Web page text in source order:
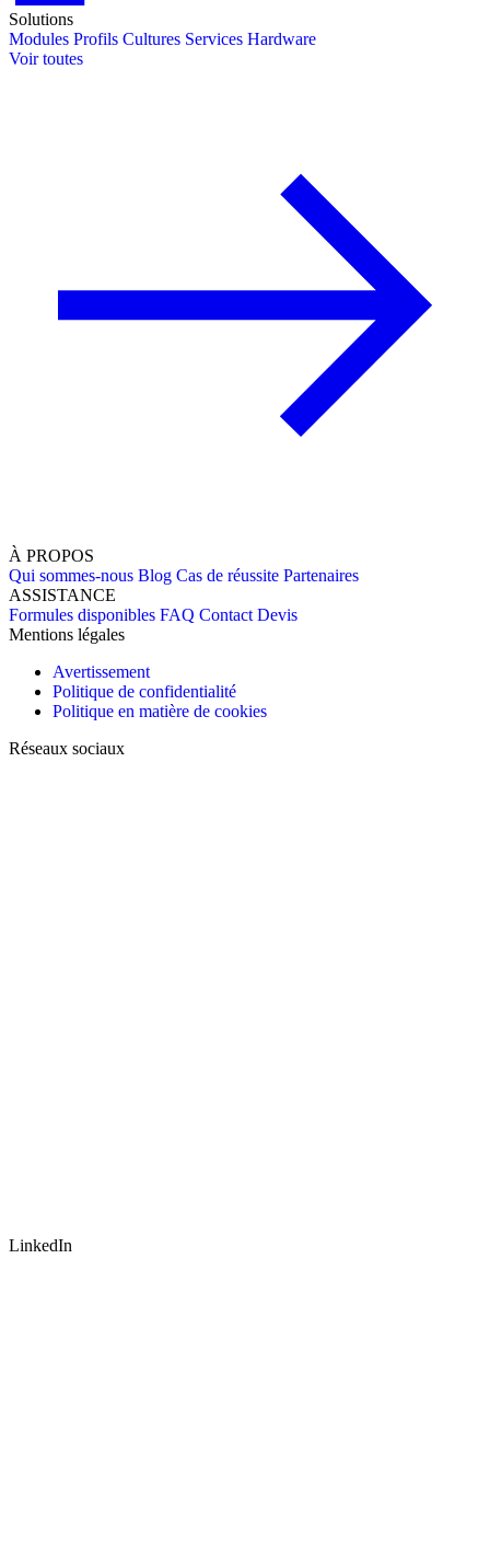
Solutions
Modules Profils Cultures Services Hardware
Voir toutes
À PROPOS
Qui sommes-nous Blog Cas de réussite Partenaires
ASSISTANCE
Formules disponibles FAQ Contact Devis
Mentions légales
Avertissement
Politique de confidentialité
Politique en matière de cookies
Réseaux sociaux
LinkedIn